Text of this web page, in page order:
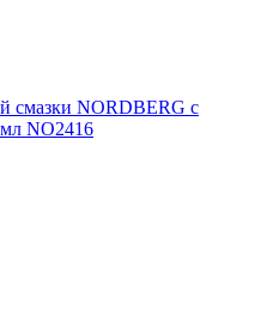
смазки NORDBERG с
мл NO2416